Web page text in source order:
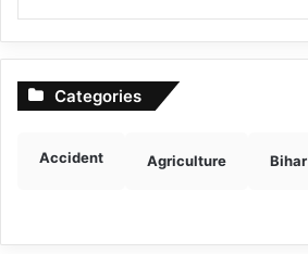
Categories
Accident Agriculture Bihar